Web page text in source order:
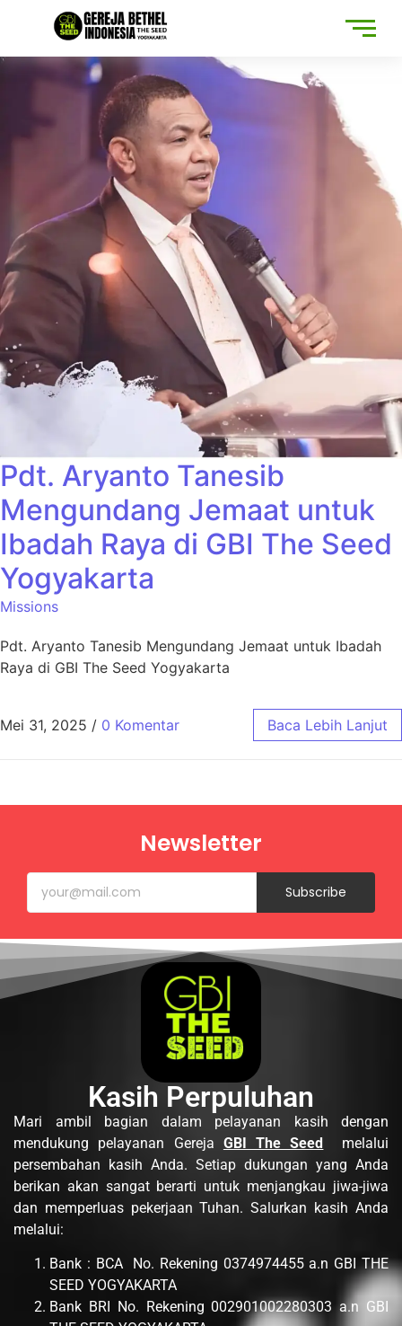
Pdt. Aryanto Tanesib
Mengundang Jemaat untuk
Ibadah Raya di GBI The Seed
Yogyakarta
Missions
Pdt. Aryanto Tanesib Mengundang Jemaat untuk Ibadah
Raya di GBI The Seed Yogyakarta
Mei 31, 2025 / 0 Komentar Baca Lebih Lanjut
Newsletter
Subscribe
Kasih Perpuluhan
Mari ambil bagian dalam pelayanan kasih dengan
mendukung pelayanan Gereja GBI The Seed melalui
persembahan kasih Anda. Setiap dukungan yang Anda
berikan akan sangat berarti untuk menjangkau jiwa-jiwa
dan memperluas pekerjaan Tuhan. Salurkan kasih Anda
melalui:
Bank : BCA No. Rekening 0374974455 a.n GBI THE
SEED YOGYAKARTA
Bank BRI No. Rekening 002901002280303 a.n GBI